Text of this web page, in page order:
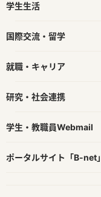
学生生活
国際交流・留学
就職・キャリア
研究・社会連携
学生・教職員Webmail
ポータルサイト「B-net」